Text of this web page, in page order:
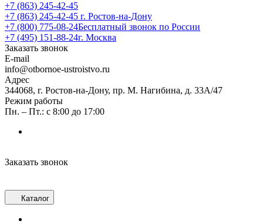
+7 (863) 245-42-45
+7 (863) 245-42-45 г. Ростов-на-Дону
+7 (800) 775-08-24Бесплатный звонок по России
+7 (495) 151-88-24г. Москва
Заказать звонок
E-mail
info@otbornoe-ustroistvo.ru
Адрес
344068, г. Ростов-на-Дону, пр. М. Нагибина, д. 33А/47
Режим работы
Пн. – Пт.: с 8:00 до 17:00
Заказать звонок
Каталог